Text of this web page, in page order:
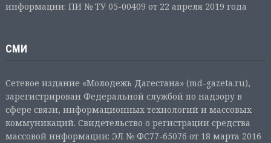
информации: ПИ № ТУ 05-00409 от 22 апреля 2019 года
СМИ
Сетевое издание «Молодежь Дагестана» (md-gazeta.ru),
зарегистрирован Федеральной службой по надзору в
сфере связи, информационных технологий и массовых
коммуникаций. Свидетельство о регистрации средства
массовой информации: ЭЛ № ФС77-65076 от 18 марта 2016